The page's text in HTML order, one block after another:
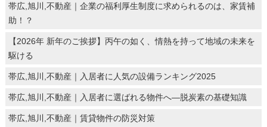
帯広,旭川,不動産｜企業の福利厚生制度に求められるのは、家賃補
助！？
【2026年 新年のご挨拶】丙午の如く、情熱を持って地域の未来を
駆ける
帯広,旭川,不動産｜入居者に人気の設備ランキング2025
帯広,旭川,不動産｜入居者に選ばれる物件へ―脱炭素の基礎知識
帯広,旭川,不動産｜賃貸物件の防災対策